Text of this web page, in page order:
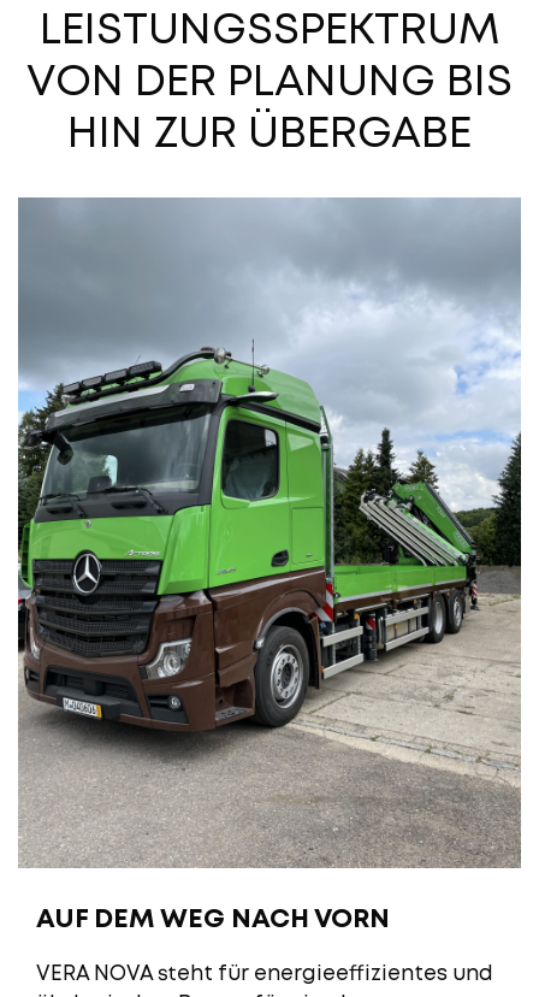
LEISTUNGSSPEKTRUM
VON DER PLANUNG BIS
HIN ZUR ÜBERGABE
AUF DEM WEG NACH VORN
VERA NOVA steht für energieeffizientes und